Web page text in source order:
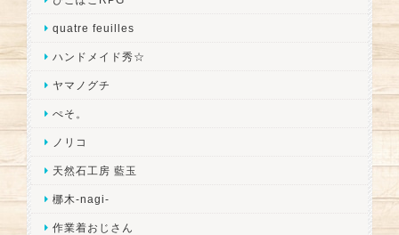
quatre feuilles
ハンドメイド秀☆
ヤマノグチ
ぺそ。
ノリコ
天然石工房 藍玉
梛木-nagi-
作業着おじさん